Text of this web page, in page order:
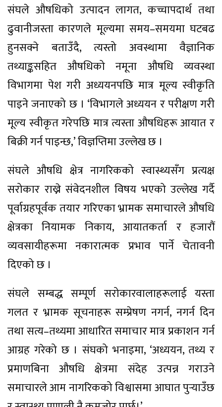
संघले औषधिको उत्पादन लागत, कच्चापदार्थ तथा
ढुवानीजस्ता कारणले मूल्यमा समय–समयमा घटबढ
हुनसक्ने बताउँदै, त्यस्तो अवस्थामा वैज्ञानिक
तथ्याङ्कसहित औषधिको नमूना औषधि व्यवस्था
विभागमा पेश गरी अध्ययनपछि मात्र मूल्य स्वीकृति
पाइने जनाएको छ । ‘विभागले अध्ययन र परीक्षण गरी
मूल्य स्वीकृत गरेपछि मात्र त्यस्ता औषधिहरू आयात र
बिक्री गर्न पाइन्छ,’ विज्ञप्तिमा उल्लेख छ ।
संघले औषधि क्षेत्र नागरिकको स्वास्थ्यसँग प्रत्यक्ष
सरोकार राख्ने संवेदनशील विषय भएको उल्लेख गर्दै
पूर्वाग्रहपूर्वक तयार गरिएका भ्रामक समाचारले औषधि
क्षेत्रका नियामक निकाय, आयातकर्ता र हजारौं
व्यवसायीहरूमा नकारात्मक प्रभाव पार्ने चेतावनी
दिएको छ ।
संघले सम्बद्ध सम्पूर्ण सरोकारवालाहरूलाई यस्ता
गलत र भ्रामक सूचनाहरू सम्प्रेषण नगर्न, नगर्न दिन
तथा सत्य–तथ्यमा आधारित समाचार मात्र प्रकाशन गर्न
आग्रह गरेको छ । संघको भनाइमा, ‘अध्ययन, तथ्य र
प्रमाणबिना औषधि क्षेत्रमा संदेह उत्पन्न गराउने
समाचारले आम नागरिकको विश्वासमा आघात पुर्‍याउँछ